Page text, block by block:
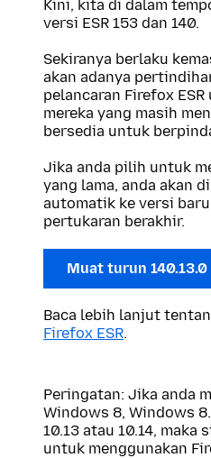
Kini, kita di dalam
versi ESR 153 dan 140.
Sekiranya berlaku
akan adanya
pelancaran Firefox
mereka yang masih
bersedia untuk
Jika anda pilih untuk
yang lama, anda akan
automatik ke versi
pertukaran berakhir.
Muat turun 140.13.0
Baca lebih lanjut
Firefox ESR.
Peringatan: Jika anda
Windows 8, Windows
10.13 atau 10.14, maka
untuk menggunakan